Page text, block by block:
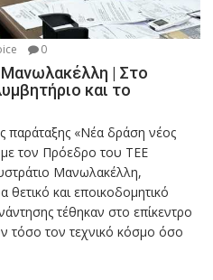
0
| Στο
και το
παράταξης «Νέα δράση νέος
τον Πρόεδρο του ΤΕΕ
Μανωλακέλλη,
θετικό και εποικοδομητικό
τέθηκαν στο επίκεντρο
τόσο τον τεχνικό κόσμο όσο